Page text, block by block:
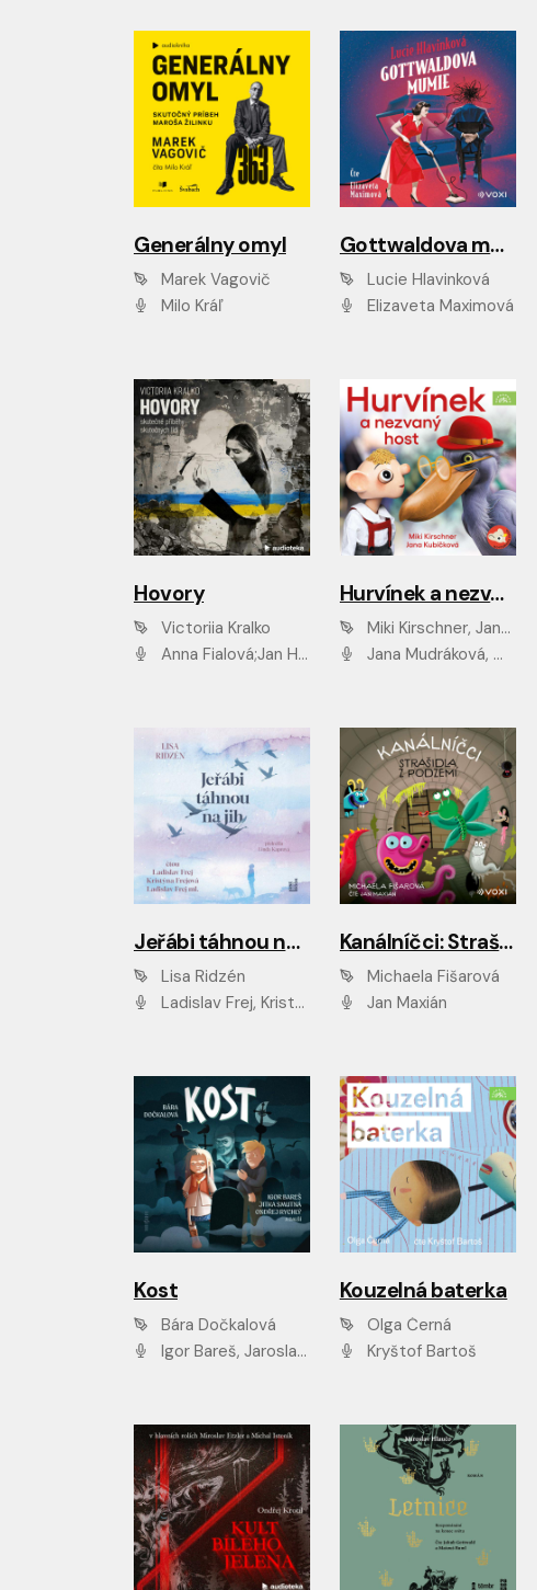
Generálny omyl
Marek Vagovič
Milo Kráľ
Gottwaldova mumie
Lucie Hlavinková
Elizaveta Maximová
Hovory
Victoriia Kralko
Anna Fialová;Jan Hájek;Miloslav König;Jitka Sedláčková;Pavla Beretová;Marie Anna Myšičková;Zdeněk Piškula;Daniel Krejčík;Petra Kosková;Kryštof Bartoš;Tereza Jarčevská;Tomáš Pavelka
Hurvínek a nezvaný host
Miki Kirschner, Jana Kubíčková
Jana Mudráková, Martin Trecha, David Janošek, Barbora Dobišarová, Karolina Otevřelová
Jeřábi táhnou na jih
Lisa Ridzén
Ladislav Frej, Kristýna Frejová, Ladislav Frej ml.
Kanálníčci: Strašidla z podzemí
Michaela Fišarová
Jan Maxián
Kost
Bára Dočkalová
Igor Bareš, Jaroslav Šťastný, Rikka Muchowová, Ondřej Rychlý, Jitka Smutná, Filip Kaňkovský, Hanuš Bor, Ctirad Götz, Pavel Batěk, Miroslav Hanuš, Adam Ernest, Jan Vlasák, Veronika Lazorčáková, Mikuláš Čížek
Kouzelná baterka
Olga Černá
Kryštof Bartoš